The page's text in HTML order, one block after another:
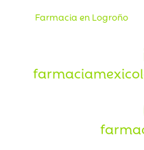
Farmacia en Logroño